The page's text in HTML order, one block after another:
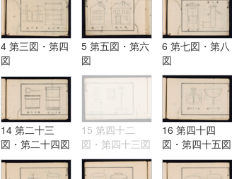
4 第三図・第四
図
5 第五図・第六
図
6 第七図・第八
図
14 第二十三
図・第二十四図
15 第四十二
図・第四十三図
16 第四十四
図・第四十五図